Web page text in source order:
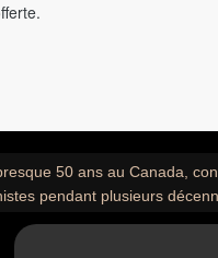
50 ans au Canada,
pendant plusieurs